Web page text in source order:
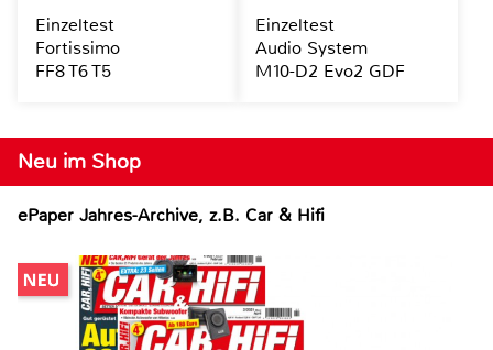
Neu im Shop
ePaper Jahres-Archive, z.B. Car & Hifi
Einzeltest
Fortissimo
FF8 T6 T5
Einzeltest
Audio System
M10-D2 Evo2 GDF